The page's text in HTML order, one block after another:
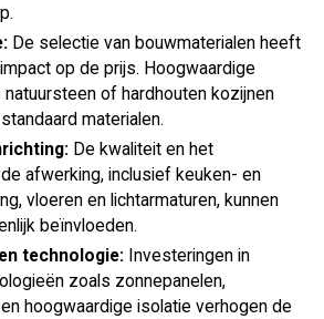
De selectie van bouwmaterialen heeft
op de prijs. Hoogwaardige
of hardhouten kozijnen
materialen.
De kwaliteit en het
afwerking, inclusief keuken- en
vloeren en lichtarmaturen, kunnen
beïnvloeden.
technologie: Investeringen in
zoals zonnepanelen,
hoogwaardige isolatie verhogen de